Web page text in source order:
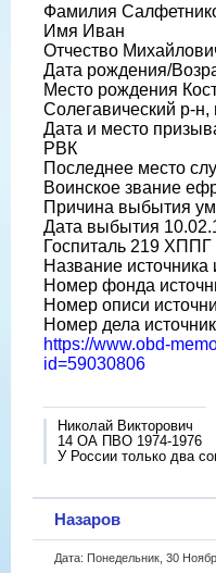
Фамилия
Имя Иван
Отчество
Дата рождения/
Место рождения
Солегавический р-
Дата и место
РВК
Последнее место
Воинское звание
Причина выбытия
Дата выбытия
Госпиталь 219 ХППГ
Название
Номер фонда
Номер описи
Номер дела
https://www.obd-
id=59030806
Николай Викторович
14 ОА ПВО 1974-1976
У России только два
Назаров
Дата: Понедельник, 30